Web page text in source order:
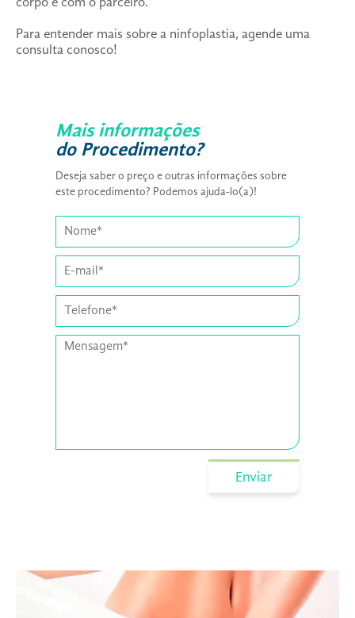
corpo e com o parceiro.
Para entender mais sobre a ninfoplastia, agende uma
consulta conosco!
Mais informações
do Procedimento?
Deseja saber o preço e outras informações sobre
este procedimento? Podemos ajuda-lo(a)!